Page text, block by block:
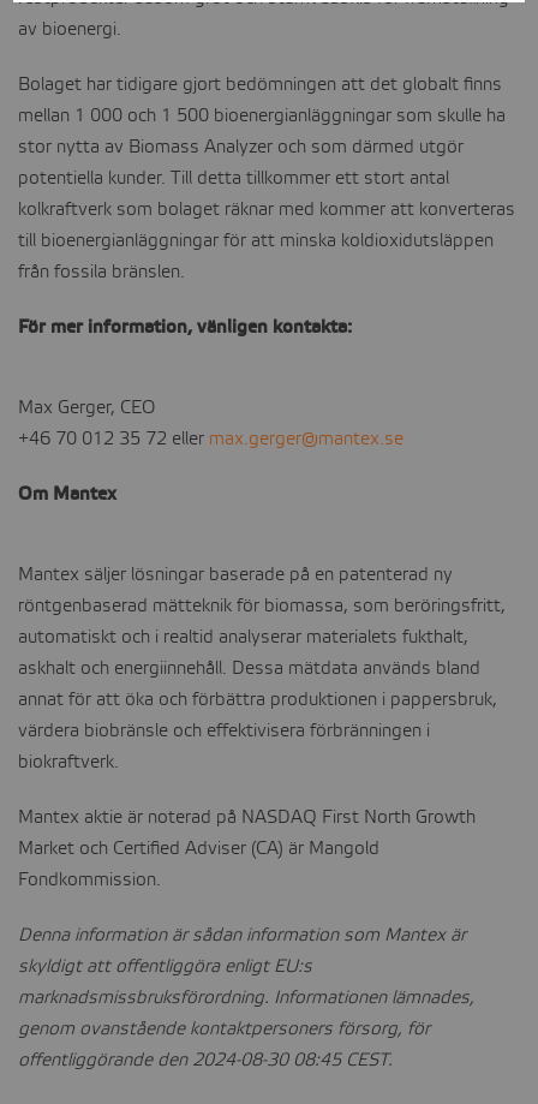
av bioenergi.
Bolaget har tidigare gjort bedömningen att det globalt finns
mellan 1 000 och 1 500 bioenergianläggningar som skulle ha
stor nytta av Biomass Analyzer och som därmed utgör
potentiella kunder. Till detta tillkommer ett stort antal
kolkraftverk som bolaget räknar med kommer att konverteras
till bioenergianläggningar för att minska koldioxidutsläppen
från fossila bränslen.
För mer information, vänligen kontakta:
Max Gerger, CEO
+46 70 012 35 72 eller max.gerger@mantex.se
Om Mantex
Mantex säljer lösningar baserade på en patenterad ny
röntgenbaserad mätteknik för biomassa, som beröringsfritt,
automatiskt och i realtid analyserar materialets fukthalt,
askhalt och energiinnehåll. Dessa mätdata används bland
annat för att öka och förbättra produktionen i pappersbruk,
värdera biobränsle och effektivisera förbränningen i
biokraftverk.
Mantex aktie är noterad på NASDAQ First North Growth
Market och Certified Adviser (CA) är Mangold
Fondkommission.
Denna information är sådan information som Mantex är
skyldigt att offentliggöra enligt EU:s
marknadsmissbruksförordning. Informationen lämnades,
genom ovanstående kontaktpersoners försorg, för
offentliggörande den 2024-08-30 08:45 CEST.
Cookies
ad-
tracking
use
of
measurement
cookies
the
of
Personalized
ads
cookies